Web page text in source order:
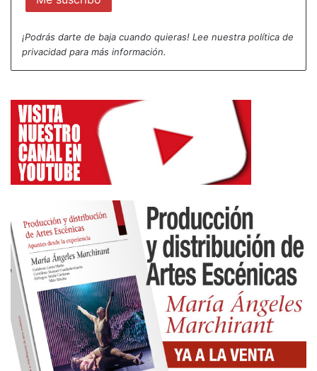
¡Podrás darte de baja cuando quieras! Lee nuestra política de
privacidad para más información.